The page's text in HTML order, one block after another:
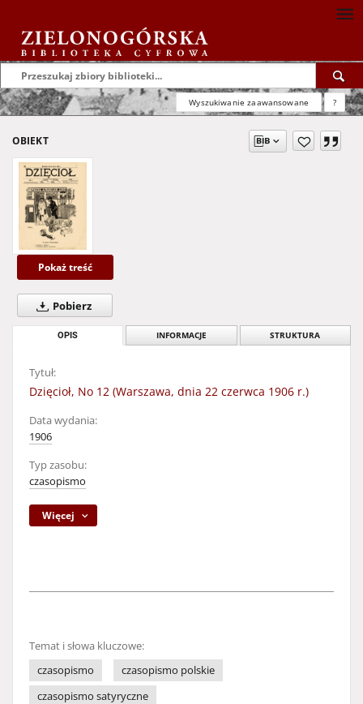
Wyszukiwanie zaawansowane ?
OBIEKT
Pokaż treść
Pobierz
OPIS INFORMACJE STRUKTURA
Tytuł:
Dzięcioł, No 12 (Warszawa, dnia 22 czerwca 1906 r.)
Data wydania:
1906
Typ zasobu:
czasopismo
Więcej
Temat i słowa kluczowe:
czasopismo
czasopismo polskie
czasopismo satyryczne